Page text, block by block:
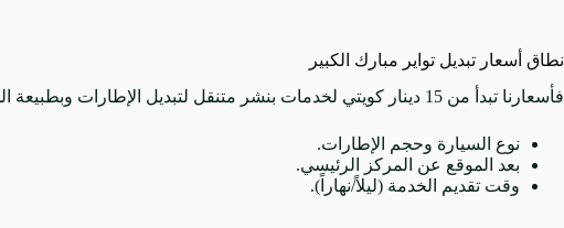
نطاق أسعار تبديل تواير مبارك الكبير
فأسعارنا تبدأ من 15 دينار كويتي لخدمات بنشر متنقل لتبديل الإطارات وبطبيعة الحال قد تختلف حسب:
نوع السيارة وحجم الإطارات.
بعد الموقع عن المركز الرئيسي.
وقت تقديم الخدمة (ليلاً/نهاراً).